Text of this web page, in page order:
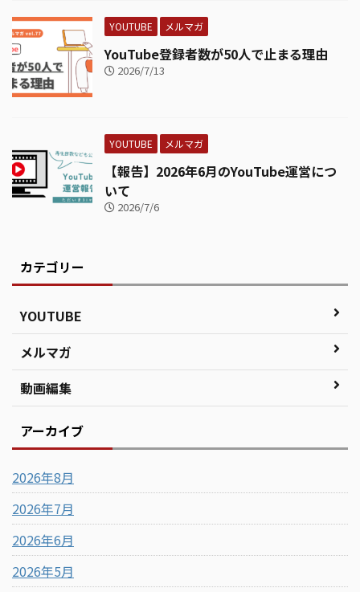
YOUTUBE メルマガ
YouTube登録者数が50人で止まる理由
2026/7/13
YOUTUBE メルマガ
【報告】2026年6月のYouTube運営につ
いて
2026/7/6
カテゴリー
YOUTUBE
メルマガ
動画編集
アーカイブ
2026年8月
2026年7月
2026年6月
2026年5月